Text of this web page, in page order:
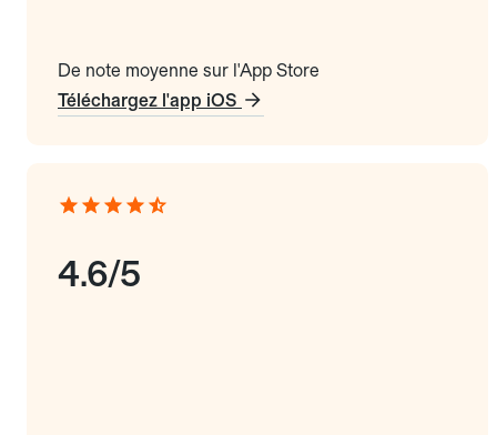
De note moyenne sur l'App Store
Téléchargez l'app iOS
4.6/5